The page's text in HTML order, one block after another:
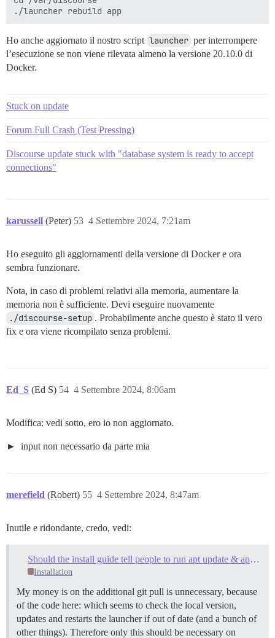
Ho anche aggiornato il nostro script launcher per interrompere
l’esecuzione se non viene rilevata almeno la versione 20.10.0 di
Docker.
Stuck on update
Forum Full Crash (Test Pressing)
Discourse update stuck with "database system is ready to accept
connections"
karussell (Peter) 4 Settembre 2024, 7:21am
53
Ho eseguito gli aggiornamenti della versione di Docker e ora
sembra funzionare.
Nota, in caso di problemi relativi alla memoria, aumentare la
memoria non è sufficiente. Devi eseguire nuovamente
./discourse-setup . Probabilmente anche questo è stato il vero
fix e ora viene ricompilato senza problemi.
Ed_S (Ed S) 4 Settembre 2024, 8:06am
54
Modifica: vedi sotto, ero io non aggiornato.
input non necessario da parte mia
merefield (Robert) 4 Settembre 2024, 8:47am
55
Inutile e ridondante, credo, vedi:
Should the install guide tell people to run apt update & apt upgrade first?
Installation
My money is on the additional git pull is unnecessary, because
of the code here: which seems to check the local version,
updates and restarts the launcher if out of date (and a bunch of
other things). Therefore only this should be necessary on